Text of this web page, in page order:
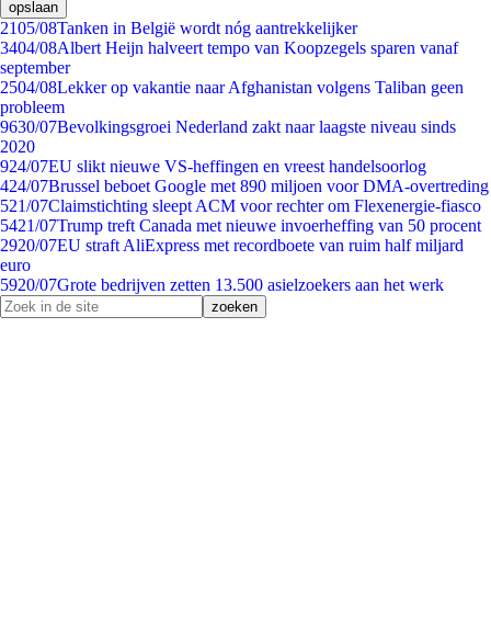
opslaan
2105/08Tanken in België wordt nóg aantrekkelijker
3404/08Albert Heijn halveert tempo van Koopzegels sparen vanaf
september
2504/08Lekker op vakantie naar Afghanistan volgens Taliban geen
probleem
9630/07Bevolkingsgroei Nederland zakt naar laagste niveau sinds
2020
924/07EU slikt nieuwe VS-heffingen en vreest handelsoorlog
424/07Brussel beboet Google met 890 miljoen voor DMA-overtreding
521/07Claimstichting sleept ACM voor rechter om Flexenergie-fiasco
5421/07Trump treft Canada met nieuwe invoerheffing van 50 procent
2920/07EU straft AliExpress met recordboete van ruim half miljard
euro
5920/07Grote bedrijven zetten 13.500 asielzoekers aan het werk